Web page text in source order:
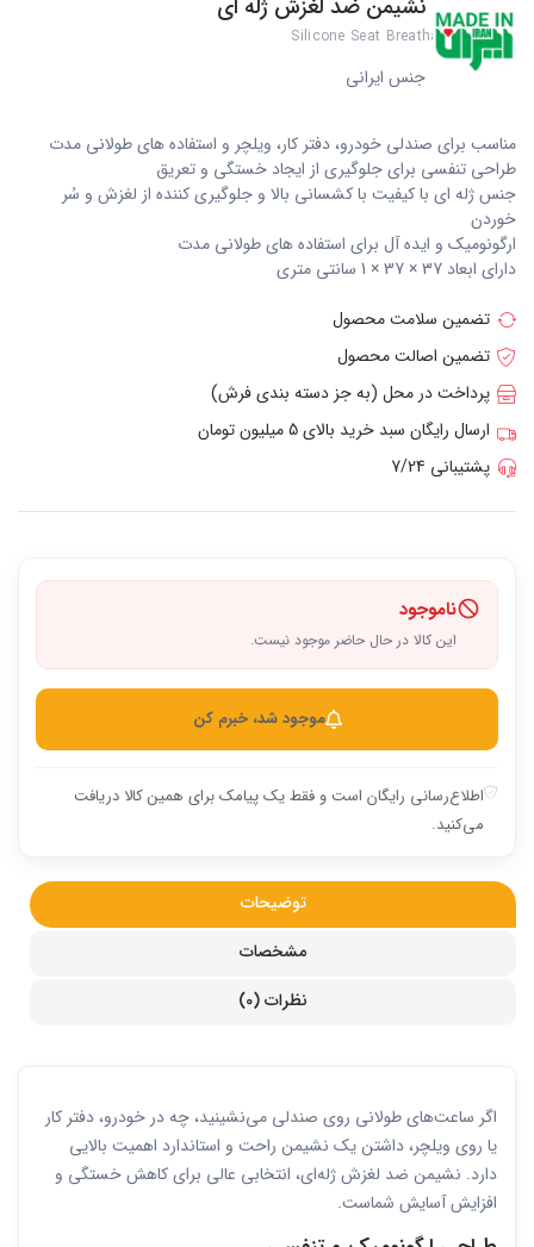
Silicone Seat Breathable Gel Pad
جنس ایرانی
مناسب برای صندلی خودرو، دفتر کار، ویلچر و استفاده های طولانی مدت
طراحی تنفسی برای جلوگیری از ایجاد خستگی و تعریق
جنس ژله ای با کیفیت با کشسانی بالا و جلوگیری کننده از لغزش و سُر
خوردن
ارگونومیک و ایده آل برای استفاده های طولانی مدت
دارای ابعاد 37 × 37 × 1 سانتی متری
تضمین سلامت محصول
تضمین اصالت محصول
پرداخت در محل (به جز دسته بندی فرش)
ارسال رایگان سبد خرید بالای 5 میلیون تومان
پشتیبانی 7/24
ناموجود
این کالا در حال حاضر موجود نیست.
موجود شد، خبرم کن
اطلاع‌رسانی رایگان است و فقط یک پیامک برای همین کالا دریافت
می‌کنید.
توضیحات
مشخصات
نظرات (0)
اگر ساعت‌های طولانی روی صندلی می‌نشینید، چه در خودرو، دفتر کار
یا روی ویلچر، داشتن یک نشیمن راحت و استاندارد اهمیت بالایی
دارد. نشیمن ضد لغزش ژله‌ای، انتخابی عالی برای کاهش خستگی و
افزایش آسایش شماست.